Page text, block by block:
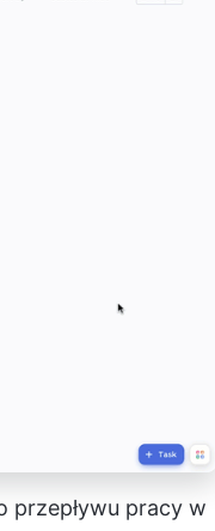
przepływu pracy w